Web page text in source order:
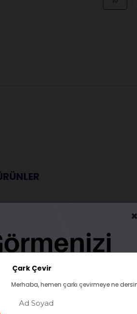
×
Çark Çevir
Merhaba, hemen çarkı çevirmeye ne